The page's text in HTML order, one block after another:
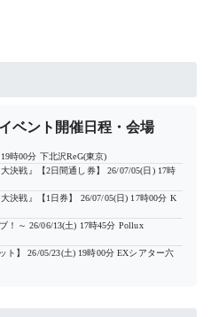
ベント開催日程・会場
時00分 下北沢ReG(東京)
決戦』【2日間通し券】
26/07/05(日) 17時
決戦』【1日券】
26/07/05(日) 17時00分 K
！～ 26/06/13(土) 17時45分 Pollux
ト】
26/05/23(土) 19時00分 EXシアター六